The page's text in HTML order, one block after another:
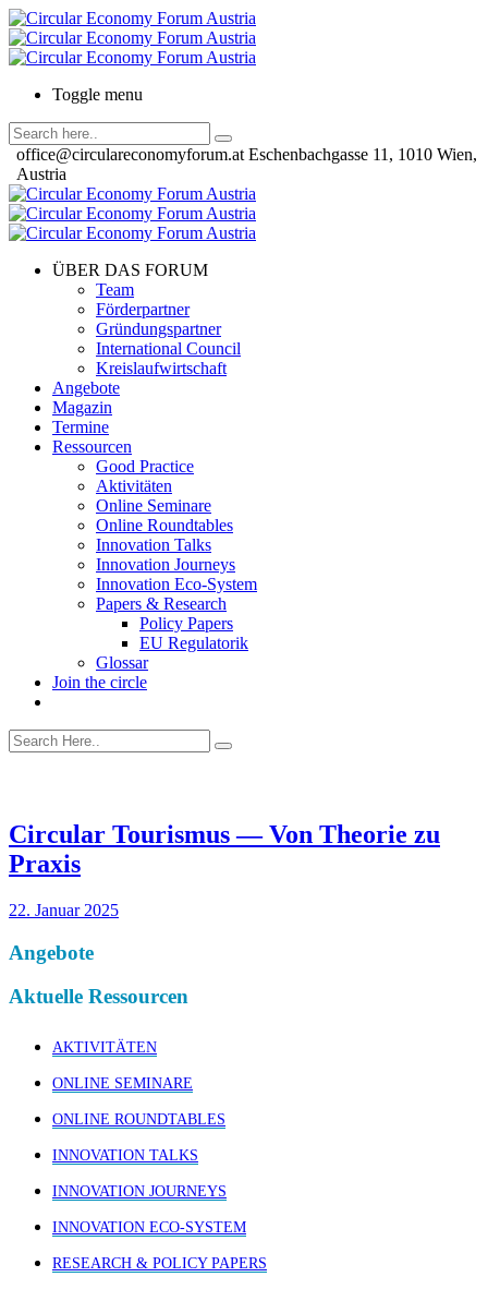
Toggle menu
office@circulareconomyforum.at Eschenbachgasse 11, 1010 Wien,
Austria
ÜBER DAS FORUM
Team
Förderpartner
Gründungspartner
International Council
Kreislaufwirtschaft
Angebote
Magazin
Termine
Ressourcen
Good Practice
Aktivitäten
Online Seminare
Online Roundtables
Innovation Talks
Innovation Journeys
Innovation Eco-System
Papers & Research
Policy Papers
EU Regulatorik
Glossar
Join the circle
Circular Tourismus — Von Theorie zu
Praxis
22. Januar 2025
Angebote
Aktuelle Ressourcen
AKTIVITÄTEN
ONLINE SEMINARE
ONLINE ROUNDTABLES
INNOVATION TALKS
INNOVATION JOURNEYS
INNOVATION ECO-SYSTEM
RESEARCH & POLICY PAPERS